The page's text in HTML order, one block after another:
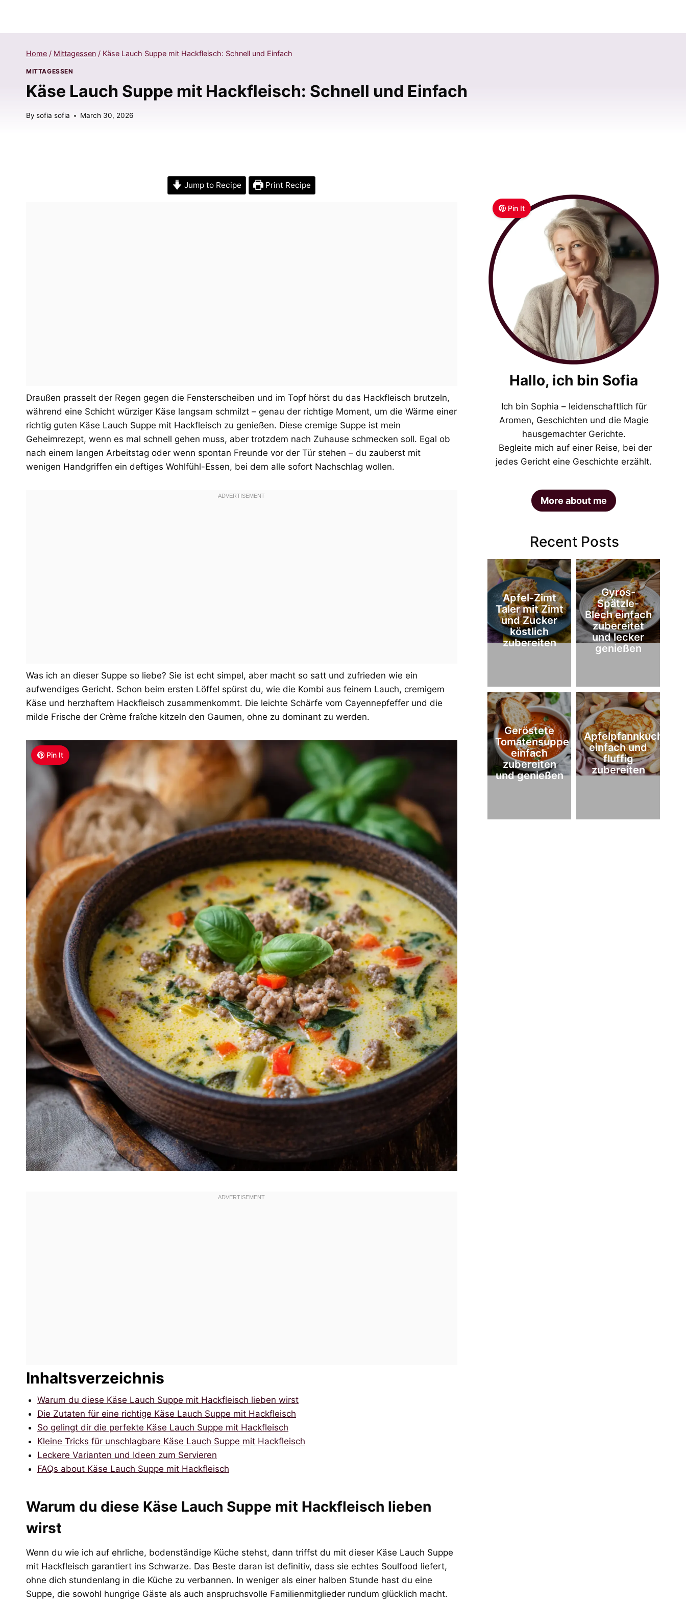
Home / Mittagessen / Käse Lauch Suppe mit Hackfleisch: Schnell und Einfach
MITTAGESSEN
Käse Lauch Suppe mit Hackfleisch: Schnell und Einfach
By sofia sofia March 30, 2026
Jump to Recipe Print Recipe
Draußen prasselt der Regen gegen die Fensterscheiben und im Topf hörst du das Hackfleisch brutzeln,
während eine Schicht würziger Käse langsam schmilzt – genau der richtige Moment, um die Wärme einer
richtig guten Käse Lauch Suppe mit Hackfleisch zu genießen. Diese cremige Suppe ist mein
Geheimrezept, wenn es mal schnell gehen muss, aber trotzdem nach Zuhause schmecken soll. Egal ob
nach einem langen Arbeitstag oder wenn spontan Freunde vor der Tür stehen – du zauberst mit
wenigen Handgriffen ein deftiges Wohlfühl-Essen, bei dem alle sofort Nachschlag wollen.
Was ich an dieser Suppe so liebe? Sie ist echt simpel, aber macht so satt und zufrieden wie ein
aufwendiges Gericht. Schon beim ersten Löffel spürst du, wie die Kombi aus feinem Lauch, cremigem
Käse und herzhaftem Hackfleisch zusammenkommt. Die leichte Schärfe vom Cayennepfeffer und die
milde Frische der Crème fraîche kitzeln den Gaumen, ohne zu dominant zu werden.
Pin It
Inhaltsverzeichnis
Warum du diese Käse Lauch Suppe mit Hackfleisch lieben wirst
Die Zutaten für eine richtige Käse Lauch Suppe mit Hackfleisch
So gelingt dir die perfekte Käse Lauch Suppe mit Hackfleisch
Kleine Tricks für unschlagbare Käse Lauch Suppe mit Hackfleisch
Leckere Varianten und Ideen zum Servieren
FAQs about Käse Lauch Suppe mit Hackfleisch
Warum du diese Käse Lauch Suppe mit Hackfleisch lieben
wirst
Wenn du wie ich auf ehrliche, bodenständige Küche stehst, dann triffst du mit dieser Käse Lauch Suppe
mit Hackfleisch garantiert ins Schwarze. Das Beste daran ist definitiv, dass sie echtes Soulfood liefert,
ohne dich stundenlang in die Küche zu verbannen. In weniger als einer halben Stunde hast du eine
Suppe, die sowohl hungrige Gäste als auch anspruchsvolle Familienmitglieder rundum glücklich macht.
Pin It
Hallo, ich bin Sofia
Ich bin Sophia – leidenschaftlich für
Aromen, Geschichten und die Magie
hausgemachter Gerichte.
Begleite mich auf einer Reise, bei der
jedes Gericht eine Geschichte erzählt.
More about me
Recent Posts
Apfel-Zimt
Taler mit Zimt
und Zucker
köstlich
zubereiten
Gyros-
Spätzle-
Blech einfach
zubereitet
und lecker
genießen
Geröstete
Tomatensuppe
einfach
zubereiten
und genießen
Apfelpfannkuchen
einfach und
fluffig
zubereiten